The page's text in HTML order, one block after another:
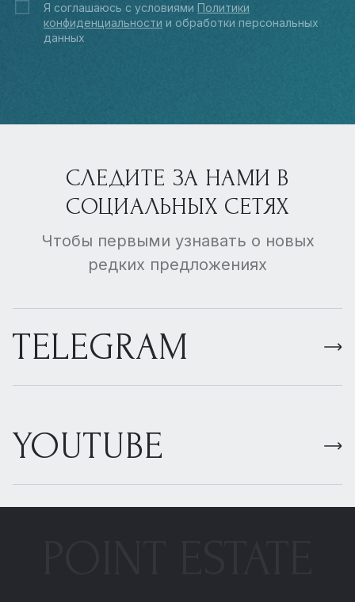
Я соглашаюсь с условиями Политики
конфиденциальности и обработки персональных
данных
СЛЕДИТЕ ЗА НАМИ В
СОЦИАЛЬНЫХ СЕТЯХ
Чтобы первыми узнавать о новых
редких предложениях
TELEGRAM
YOUTUBE